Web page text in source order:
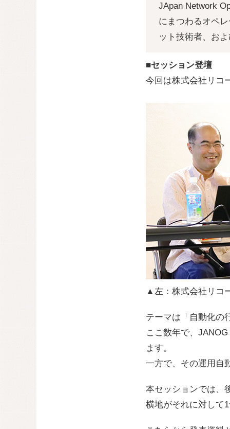
JApan Network
にまつわるオペ
ット技術者、お
■セッション登壇
今回は株式会社リコ
▲左：株式会社リコ
テーマは「自動化の
ここ数年で、
ます。
一方で、その運用自
本セッションでは、
横地がそれに対して